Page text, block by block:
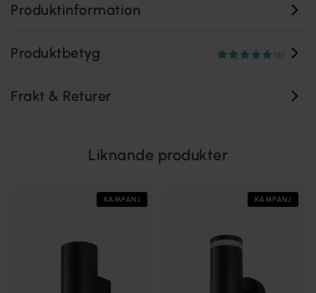
Produktinformation
Produktbetyg (5)
Frakt & Returer
Liknande produkter
KAMPANJ KAMPANJ